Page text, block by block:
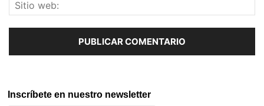
Inscríbete en nuestro newsletter